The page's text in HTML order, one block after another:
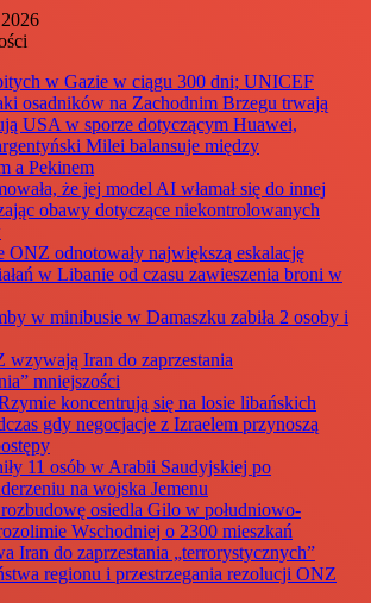
w Gazie w ciągu 300 dni; UNICEF
osadników na Zachodnim Brzegu trwają
USA w sporze dotyczącym Huawei,
Milei balansuje między
a Pekinem
że jej model AI włamał się do innej
obawy dotyczące niekontrolowanych
ONZ odnotowały największą eskalację
w Libanie od czasu zawieszenia broni w
w minibusie w Damaszku zabiła 2 osoby i
wzywają Iran do zaprzestania
mniejszości
koncentrują się na losie libańskich
gdy negocjacje z Izraelem przynoszą
11 osób w Arabii Saudyjskiej po
na wojska Jemenu
osiedla Gilo w południowo-
Wschodniej o 2300 mieszkań
Iran do zaprzestania „terrorystycznych”
regionu i przestrzegania rezolucji ONZ